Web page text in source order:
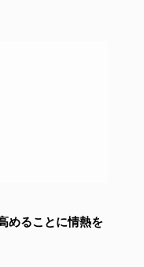
めることに情熱を